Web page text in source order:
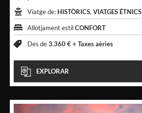
Viatge de: HISTÒRICS, VIATGES ÉTNICS
Allotjament estilCONFORT
Des de3.360 € + Taxes aèries
EXPLORAR